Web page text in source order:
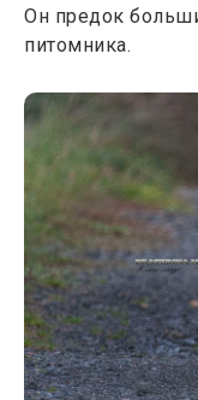
Он предок
питомника.